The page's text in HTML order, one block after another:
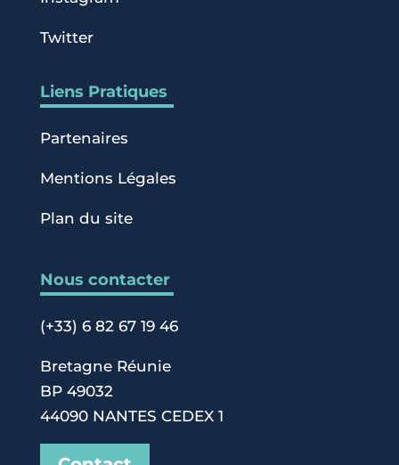
Twitter
Liens Pratiques
Partenaires
Mentions Légales
Plan du site
Nous contacter
(+33) 6 82 67 19 46
Bretagne Réunie
BP 49032
44090 NANTES CEDEX 1